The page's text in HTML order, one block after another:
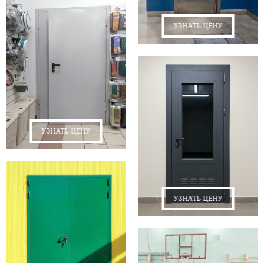
УЗНАТЬ ЦЕНУ
УЗНАТЬ ЦЕНУ
УЗНАТЬ ЦЕНУ